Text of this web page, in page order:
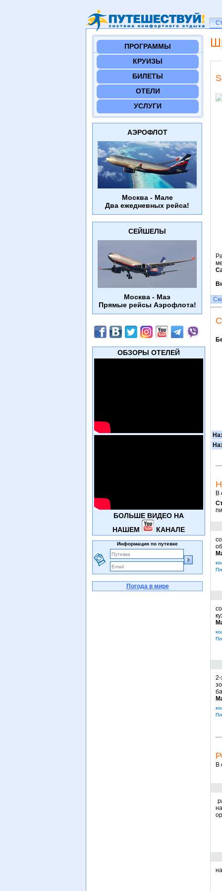
В
В
ПРОГРАММЫ
КРУИЗЫ
БИЛЕТЫ
ОТЕЛИ
УСЛУГИ
АЭРОФЛОТ
Москва - Мале
Два ежедневных рейса!
СЕЙШЕЛЫ
Москва - Маэ
Прямые рейсы Аэрофлота!
ОБЗОРЫ ОТЕЛЕЙ
БОЛЬШЕ ВИДЕО НА
НАШЕМ
КАНАЛЕ
Информация по путевке
Погода в мире